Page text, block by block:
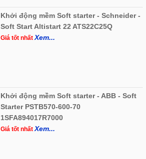
Khởi động mềm Soft starter - Schneider -
Soft Start Altistart 22 ATS22C25Q
Giá tốt nhấtXem...
Khởi động mềm Soft starter - ABB - Soft
Starter PSTB570-600-70
1SFA894017R7000
Giá tốt nhấtXem...